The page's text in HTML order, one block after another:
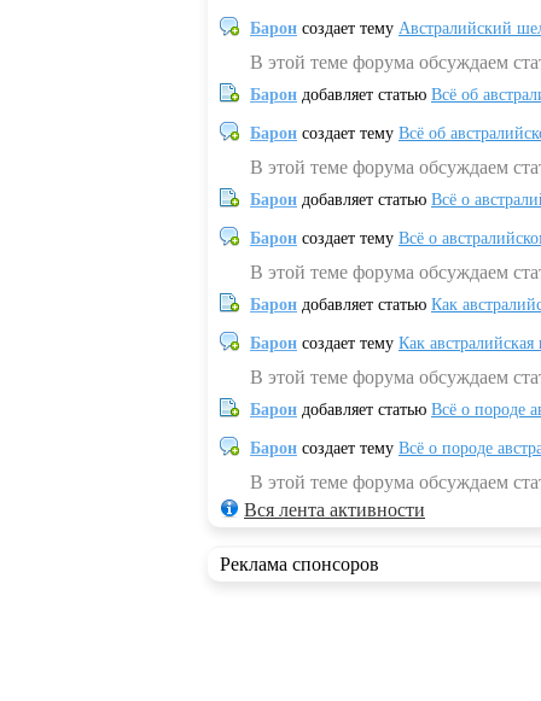
Барон создает тему Австралийский
В этой теме форума обсуждаем
Барон добавляет статью Всё об
Барон создает тему Всё об
В этой теме форума обсуждаем
Барон добавляет статью Всё о
Барон создает тему Всё о
В этой теме форума обсуждаем
Барон добавляет статью Как
Барон создает тему Как
В этой теме форума обсуждаем
Барон добавляет статью Всё о породе
Барон создает тему Всё о породе
В этой теме форума обсуждаем
Вся лента активности
Реклама спонсоров